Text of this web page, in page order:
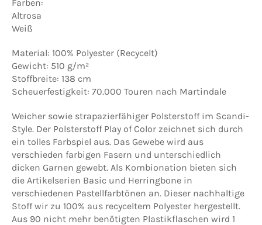
Farben:
Altrosa
Weiß
Material: 100% Polyester (Recycelt)
Gewicht: 510 g/m²
Stoffbreite: 138 cm
Scheuerfestigkeit: 70.000 Touren nach Martindale
Weicher sowie strapazierfähiger Polsterstoff im Scandi-
Style. Der Polsterstoff Play of Color zeichnet sich durch
ein tolles Farbspiel aus. Das Gewebe wird aus
verschieden farbigen Fasern und unterschiedlich
dicken Garnen gewebt. Als Kombionation bieten sich
die Artikelserien Basic und Herringbone in
verschiedenen Pastellfarbtönen an. Dieser nachhaltige
Stoff wir zu 100% aus recyceltem Polyester hergestellt.
Aus 90 nicht mehr benötigten Plastikflaschen wird 1